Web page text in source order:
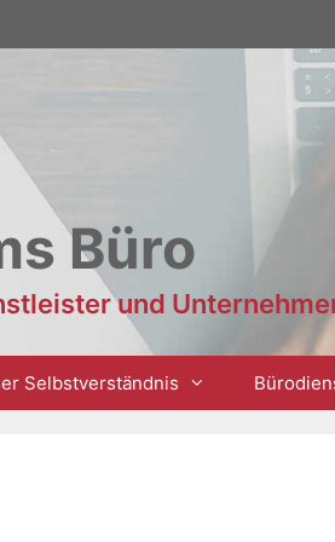
Büro
und
Selbstverständnis